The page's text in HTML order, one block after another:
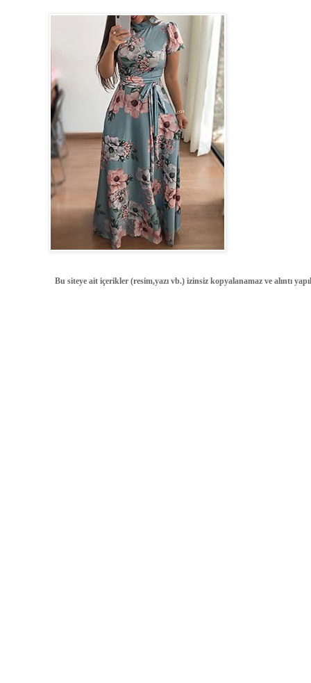
Bu siteye ait içerikler (resim,yazı vb.) izinsiz kopyalanamaz ve alıntı